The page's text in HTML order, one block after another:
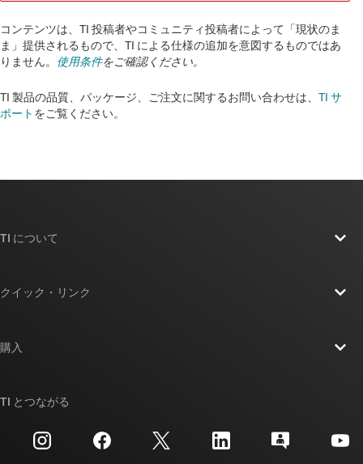
コンテンツは、TI 投稿者やコミュニティ投稿者によって「現状のま
ま」提供されるもので、TI による仕様の追加を意図するものではあ
りません。 使用条件をご確認ください。
TI 製品の品質、パッケージ、ご注文に関するお問い合わせは、 TI サ
ポート をご覧ください。​​​​​​​​​​​​​​
TI について
投資家向け情報
クイック・リンク
クロスリファレンス検索
カスタマー・サポート・センター
購入
TI とつながる